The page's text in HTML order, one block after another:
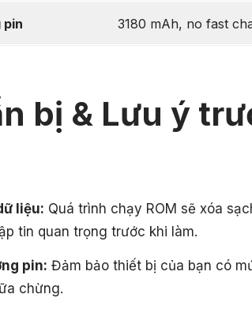
pin 3180 mAh, no fast
bị & Lưu ý
liệu: Quá trình chạy ROM sẽ xóa
tin quan trọng trước khi làm.
pin: Đảm bảo thiết bị của bạn có
chừng.